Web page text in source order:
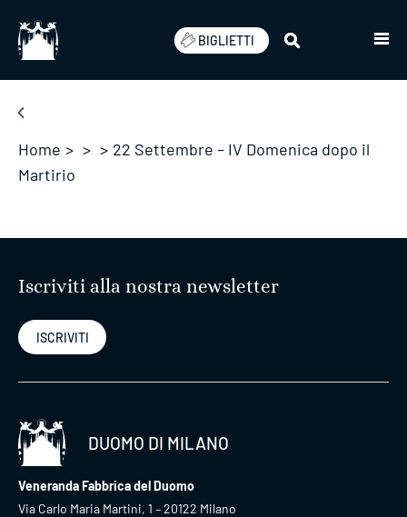
BIGLIETTI
Home > > > 22 Settembre – IV Domenica dopo il
Martirio
Iscriviti alla nostra newsletter
ISCRIVITI
DUOMO DI MILANO
Veneranda Fabbrica del Duomo
Via Carlo Maria Martini, 1 – 20122 Milano